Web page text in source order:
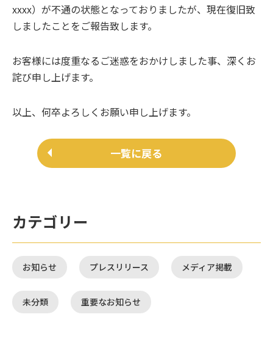
xxxx）が不通の状態となっておりましたが、現在復旧致
しましたことをご報告致します。
お客様には度重なるご迷惑をおかけしました事、深くお
詫び申し上げます。
以上、何卒よろしくお願い申し上げます。
一覧に戻る
カテゴリー
お知らせ プレスリリース メディア掲載
未分類 重要なお知らせ